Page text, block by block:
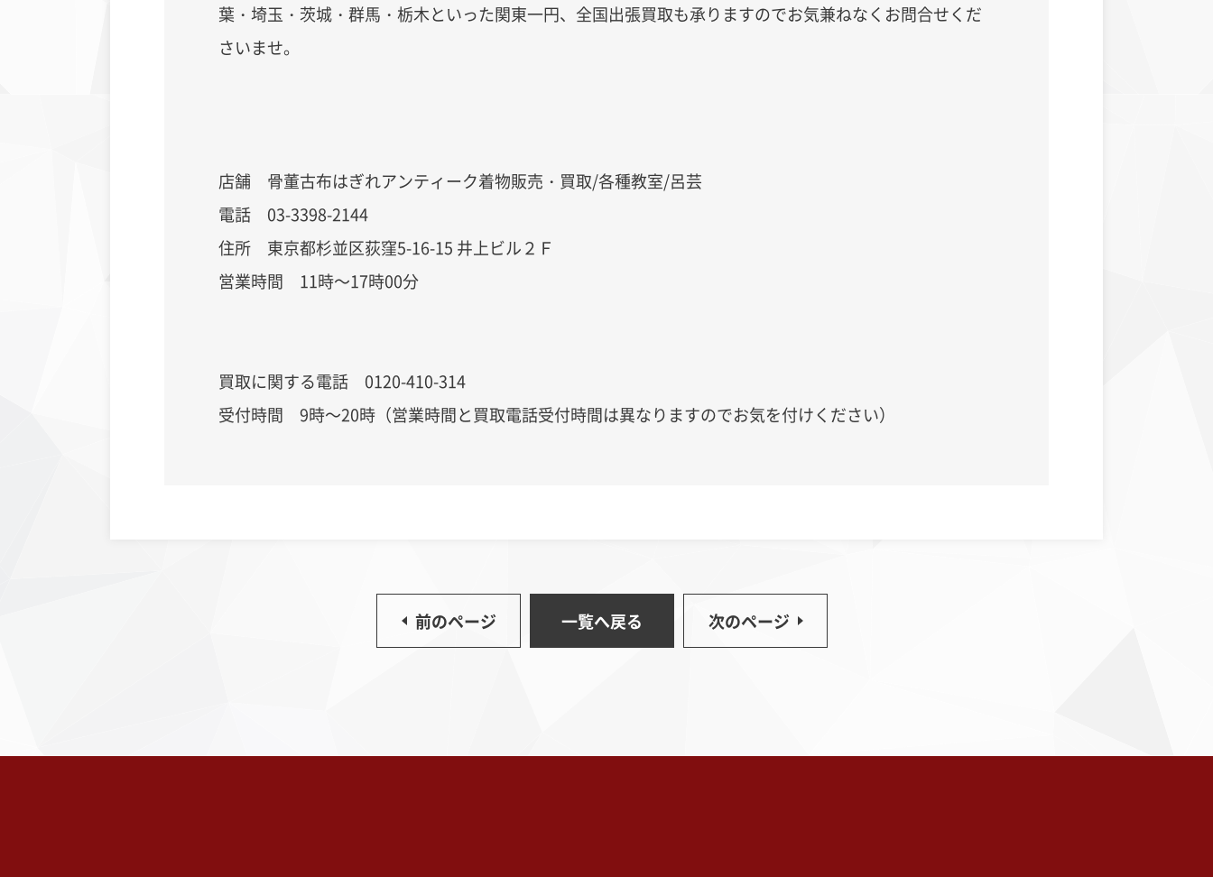
葉・埼玉・茨城・群馬・栃木といった関東一円、全国出張買取も承りますのでお気兼ねなくお問合せくだ
さいませ。
店舗 骨董古布はぎれアンティーク着物販売・買取/各種教室/呂芸
電話 03-3398-2144
住所 東京都杉並区荻窪5-16-15 井上ビル２Ｆ
営業時間 11時～17時00分
買取に関する電話 0120-410-314
受付時間 9時～20時（営業時間と買取電話受付時間は異なりますのでお気を付けください）
前のページ 一覧へ戻る 次のページ